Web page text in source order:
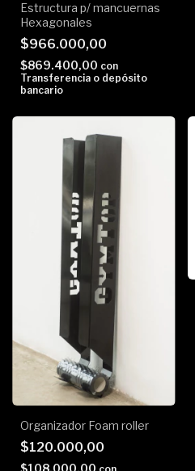
Estructura p/ mancuernas
Hexagonales
$966.000,00
$869.400,00 con
Transferencia o depósito
bancario
Organizador Foam roller
$120.000,00